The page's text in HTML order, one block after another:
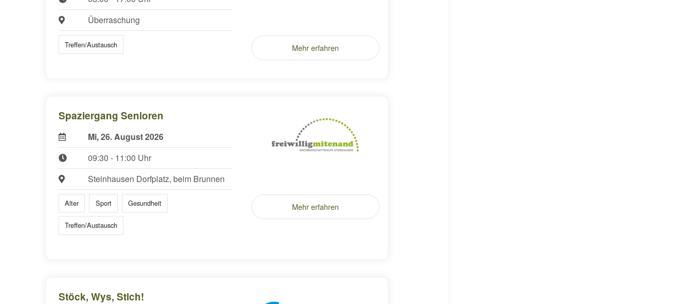
Überraschung
Treffen/Austausch Mehr erfahren
Spaziergang Senioren
Mi, 26. August 2026
09:30 - 11:00 Uhr
Steinhausen Dorfplatz, beim Brunnen
Alter Sport Gesundheit
Treffen/Austausch
Mehr erfahren
Stöck, Wys, Stich!